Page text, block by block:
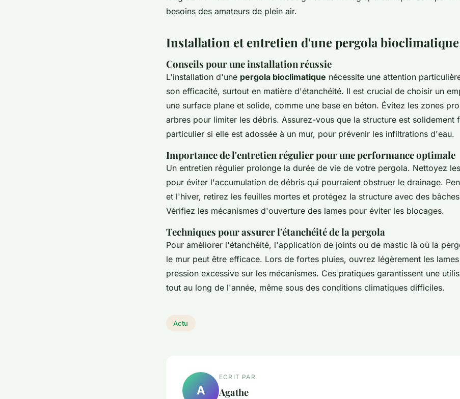
besoins des amateurs de plein air.
Installation et entretien d'une pergola bioclimatique
Conseils pour une installation réussie
L'installation d'une pergola bioclimatique nécessite une attention
son efficacité, surtout en matière d'étanchéité. Il est crucial de choisir un
une surface plane et solide, comme une base en béton. Évitez les zones
arbres pour limiter les débris. Assurez-vous que la structure est solidement
particulier si elle est adossée à un mur, pour prévenir les infiltrations d'eau.
Importance de l'entretien régulier pour une performance optimale
Un entretien régulier prolonge la durée de vie de votre pergola. Nettoyez
pour éviter l'accumulation de débris qui pourraient obstruer le drainage.
et l'hiver, retirez les feuilles mortes et protégez la structure avec des
Vérifiez les mécanismes d'ouverture des lames pour éviter les blocages.
Techniques pour assurer l'étanchéité de la pergola
Pour améliorer l'étanchéité, l'application de joints ou de mastic là où la
le mur peut être efficace. Lors de fortes pluies, ouvrez légèrement les
pression excessive sur les mécanismes. Ces pratiques garantissent une
tout au long de l'année, même sous des conditions climatiques difficiles.
Actu
A
ECRIT PAR
Agathe